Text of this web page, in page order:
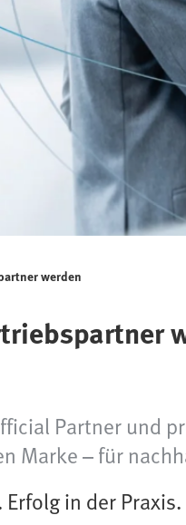
werden
Partner und
Marke – für
in der Praxis.